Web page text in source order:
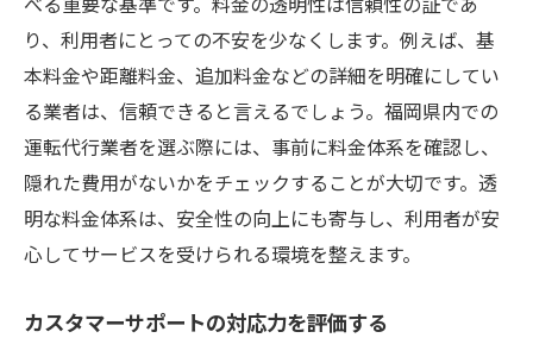
り、利用者にとっての不安を少なくします。例えば、基
本料金や距離料金、追加料金などの詳細を明確にしてい
る業者は、信頼できると言えるでしょう。福岡県内での
運転代行業者を選ぶ際には、事前に料金体系を確認し、
隠れた費用がないかをチェックすることが大切です。透
明な料金体系は、安全性の向上にも寄与し、利用者が安
心してサービスを受けられる環境を整えます。
カスタマーサポートの対応力を評価する